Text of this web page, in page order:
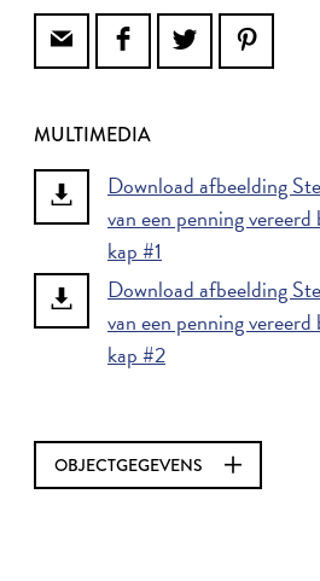
MULTIMEDIA
Download afbeelding
van een penning
kap #1
Download afbeelding
van een penning
kap #2
OBJECTGEGEVENS